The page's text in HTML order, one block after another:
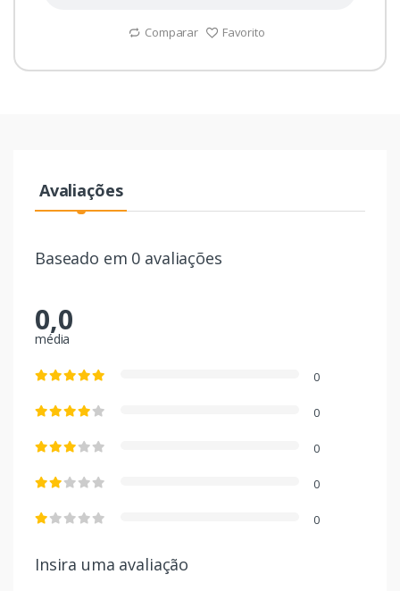
Comparar Favorito
Avaliações
Baseado em 0 avaliações
0,0
média
0
0
0
0
0
Insira uma avaliação